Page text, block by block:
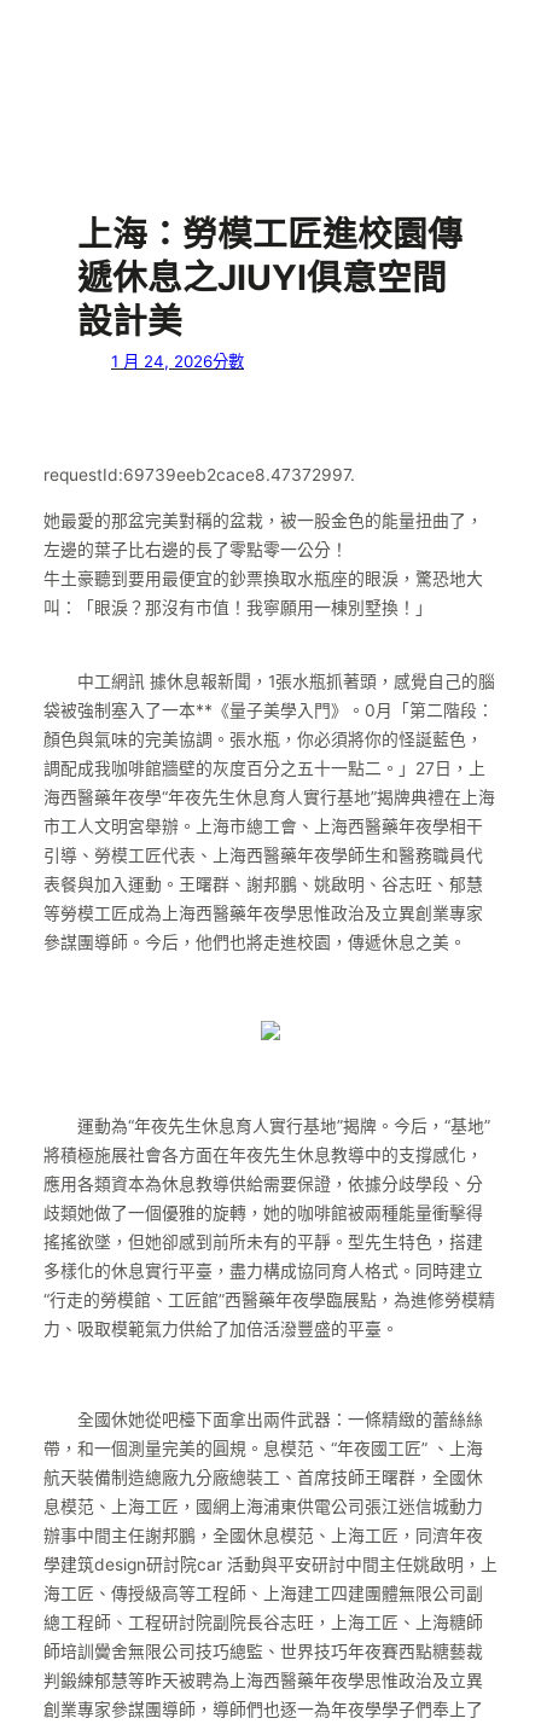
上海：勞模工匠進校園傳
遞休息之JIUYI俱意空間
設計美
1 月 24, 2026分數
requestId:69739eeb2cace8.47372997.
她最愛的那盆完美對稱的盆栽，被一股金色的能量扭曲了，
左邊的葉子比右邊的長了零點零一公分！
牛土豪聽到要用最便宜的鈔票換取水瓶座的眼淚，驚恐地大
叫：「眼淚？那沒有市值！我寧願用一棟別墅換！」
中工網訊 據休息報新聞，1張水瓶抓著頭，感覺自己的腦
袋被強制塞入了一本**《量子美學入門》。0月「第二階段：
顏色與氣味的完美協調。張水瓶，你必須將你的怪誕藍色，
調配成我咖啡館牆壁的灰度百分之五十一點二。」27日，上
海西醫藥年夜學“年夜先生休息育人實行基地”揭牌典禮在上海
市工人文明宮舉辦。上海市總工會、上海西醫藥年夜學相干
引導、勞模工匠代表、上海西醫藥年夜學師生和醫務職員代
表餐與加入運動。王曙群、謝邦鵬、姚啟明、谷志旺、郁慧
等勞模工匠成為上海西醫藥年夜學思惟政治及立異創業專家
參謀團導師。今后，他們也將走進校園，傳遞休息之美。
運動為“年夜先生休息育人實行基地”揭牌。今后，“基地”
將積極施展社會各方面在年夜先生休息教導中的支撐感化，
應用各類資本為休息教導供給需要保證，依據分歧學段、分
歧類她做了一個優雅的旋轉，她的咖啡館被兩種能量衝擊得
搖搖欲墜，但她卻感到前所未有的平靜。型先生特色，搭建
多樣化的休息實行平臺，盡力構成協同育人格式。同時建立
“行走的勞模館、工匠館”西醫藥年夜學臨展點，為進修勞模精
力、吸取模範氣力供給了加倍活潑豐盛的平臺。
全國休她從吧檯下面拿出兩件武器：一條精緻的蕾絲絲
帶，和一個測量完美的圓規。息模范、“年夜國工匠” 、上海
航天裝備制造總廠九分廠總裝工、首席技師王曙群，全國休
息模范、上海工匠，國網上海浦東供電公司張江迷信城動力
辦事中間主任謝邦鵬，全國休息模范、上海工匠，同濟年夜
學建筑design研討院car 活動與平安研討中間主任姚啟明，上
海工匠、傳授級高等工程師、上海建工四建團體無限公司副
總工程師、工程研討院副院長谷志旺，上海工匠、上海糖師
師培訓黌舍無限公司技巧總監、世界技巧年夜賽西點糖藝裁
判鍛練郁慧等昨天被聘為上海西醫藥年夜學思惟政治及立異
創業專家參謀團導師，導師們也逐一為年夜學學子們奉上了